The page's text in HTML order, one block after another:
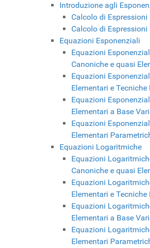
Introduzione agli
Calcolo di
Calcolo di
Equazioni Esponenziali
Equazioni
Canoniche e quasi
Equazioni
Elementari e
Equazioni
Elementari a Base
Equazioni
Elementari
Equazioni Logaritmiche
Equazioni
Canoniche e quasi
Equazioni
Elementari e
Equazioni
Elementari a Base
Equazioni
Elementari